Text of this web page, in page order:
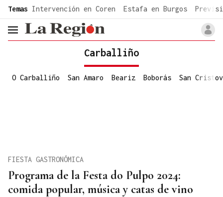
common.go-to-content
Temas Intervención en Coren Estafa en Burgos
header.menu.open
Carballiño
O Carballiño San Amaro Beariz Boborás San
Programa de la Festa do Pulpo 2024:
comida popular, música y catas de vino
FIESTA GASTRONÓMICA